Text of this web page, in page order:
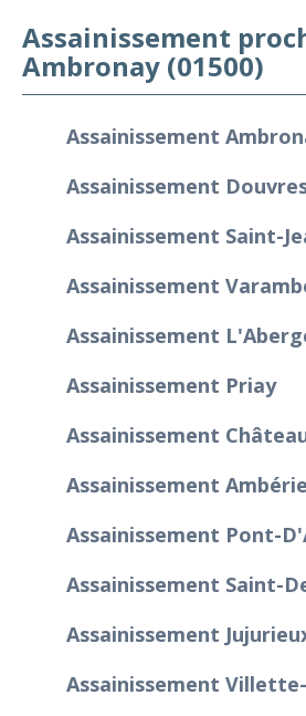
Assainissement
Ambronay (01500)
Assainissement
Assainissement
Assainissement Saint-
Assainissement
Assainissement
Assainissement Priay
Assainissement
Assainissement
Assainissement Pont-
Assainissement Saint-
Assainissement
Assainissement